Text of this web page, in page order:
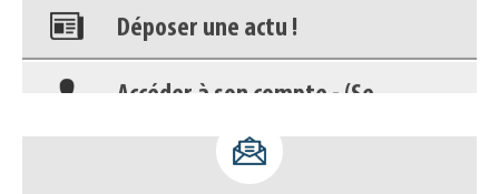
Accéder à son compte - (Se
Base documentaire